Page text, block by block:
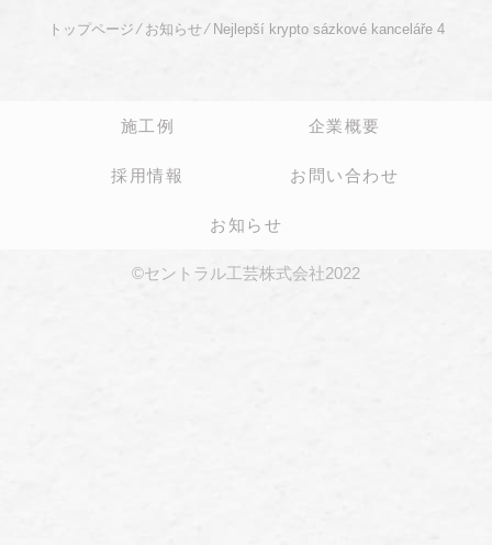
トップページ ⁄ お知らせ⁄ Nejlepší krypto sázkové kanceláře 4
施工例 企業概要
採用情報 お問い合わせ
お知らせ
©セントラル工芸株式会社2022